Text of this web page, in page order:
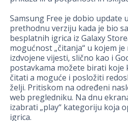
Samsung Free je dobio update
prethodnu verziju kada je bio
besplatnih igrica iz Galaxy
mogućnost „čitanja“ u kojem
izdvojene vijesti, slično kao i
postavkama možete birati koje
čitati a moguće i posložiti
želji. Pritiskom na određeni
web pregledniku. Na dnu
izabrati „play“ kategoriju koja
igrica.